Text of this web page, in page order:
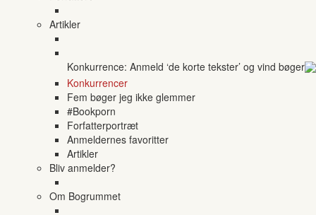
Artikler
Konkurrence: Anmeld ‘de korte tekster’ og vind bøger
Konkurrencer
Fem bøger jeg ikke glemmer
#Bookporn
Forfatterportræt
Anmeldernes favoritter
Artikler
Bliv anmelder?
Om Bogrummet